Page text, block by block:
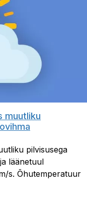
muutliku
pilvisusega
läänetuul
s. Õhutemperatuur